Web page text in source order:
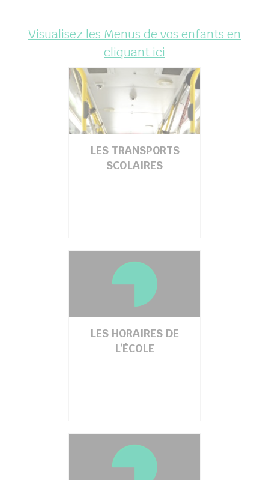
Visualisez les Menus de vos enfants en
cliquant ici
LES TRANSPORTS
SCOLAIRES
LES HORAIRES DE
L’ÉCOLE